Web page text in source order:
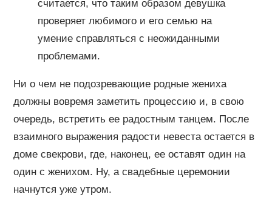
считается, что таким образом девушка
проверяет любимого и его семью на
умение справляться с неожиданными
проблемами.
Ни о чем не подозревающие родные жениха
должны вовремя заметить процессию и, в свою
очередь, встретить ее радостным танцем. После
взаимного выражения радости невеста остается в
доме свекрови, где, наконец, ее оставят один на
один с женихом. Ну, а свадебные церемонии
начнутся уже утром.